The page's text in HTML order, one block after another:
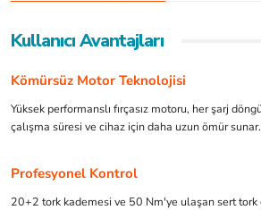
Kullanıcı Avantajları
Kömürsüz Motor Teknolojisi
Yüksek performanslı fırçasız motoru, her şarj
çalışma süresi ve cihaz için daha uzun ömür sunar.
Profesyonel Kontrol
20+2 tork kademesi ve 50 Nm'ye ulaşan sert tork